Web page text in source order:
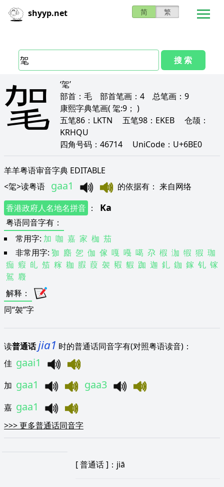
shyyp.net 简 繁
搜 索
毠
‘毠’
部首： 毛 部首笔画： 4 总笔画： 9
康熙字典笔画( 毠:9； )
五笔86： LKTN 五笔98： EKEB 仓颉：
KRHQU
四角号码： 46714 UniCode： U+6BE0
羊羊粤语审音字典 EDITABLE
<毠>读粤语 gaa1 的依据有 ： 来自网络
香港政府人名地名拼音 ： Ka
粤语同音字有 ：
常用字: 加 咖 嘉 家 枷 茄
非常用字: 㹢 䴥 乫 伽 傢 嘎 嘠 噶 尕 椵 泇 犌 猳 珈
痂 瘕 癿 笳 糘 耞 腵 葭 袈 豭 貑 跏 迦 釓 鉫 鎵 钆 镓
鴐 麚
解释 ：
同“袈”字
读普通话jia1 时的普通话同音字有(对照粤语读音)：
佳 gaai1
加 gaa1 gaa3
嘉 gaa1
>>>更多普通话同音字
[普通话]：jiā